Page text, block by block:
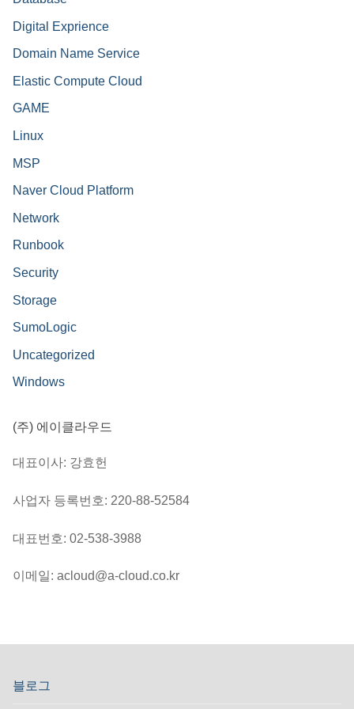
Digital Exprience
Domain Name Service
Elastic Compute Cloud
GAME
Linux
MSP
Naver Cloud Platform
Network
Runbook
Security
Storage
SumoLogic
Uncategorized
Windows
(주) 에이클라우드
대표이사: 강효헌
사업자 등록번호: 220-88-52584
대표번호: 02-538-3988
이메일: acloud@a-cloud.co.kr
블로그